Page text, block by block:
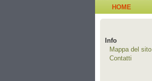
HOME
Info
Mappa del sito
Contatti